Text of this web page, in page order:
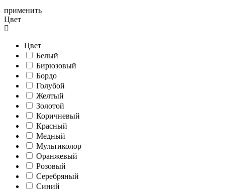
применить
Цвет
Цвет
Белый
Бирюзовый
Бордо
Голубой
Желтый
Золотой
Коричневый
Красный
Медный
Мультиколор
Оранжевый
Розовый
Серебряный
Синий